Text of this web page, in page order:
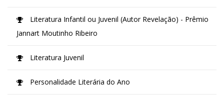
Literatura Infantil ou Juvenil (Autor Revelação) - Prêmio
Jannart Moutinho Ribeiro
Literatura Juvenil
Personalidade Literária do Ano